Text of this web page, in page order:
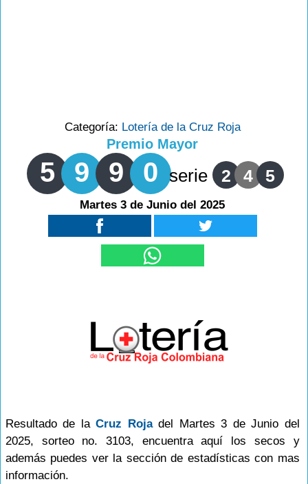
Categoría: Lotería de la Cruz Roja
Premio Mayor
5 9 9 0 serie 2 4 5
Martes 3 de Junio del 2025
Resultado de laCruz Rojadel Martes 3 de Junio del
2025, sorteo no. 3103, encuentra aquí los secos y
además puedes ver la sección de estadísticas con mas
información.